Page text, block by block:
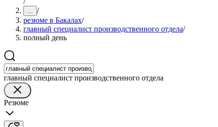
... /
резюме в Бакалах/
главный специалист производственного отдела/
полный день
главный специалист производственного отдела
Резюме